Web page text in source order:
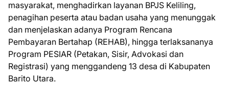
masyarakat, menghadirkan layanan BPJS Keliling,
penagihan peserta atau badan usaha yang menunggak
dan menjelaskan adanya Program Rencana
Pembayaran Bertahap (REHAB), hingga terlaksananya
Program PESIAR (Petakan, Sisir, Advokasi dan
Registrasi) yang menggandeng 13 desa di Kabupaten
Barito Utara.